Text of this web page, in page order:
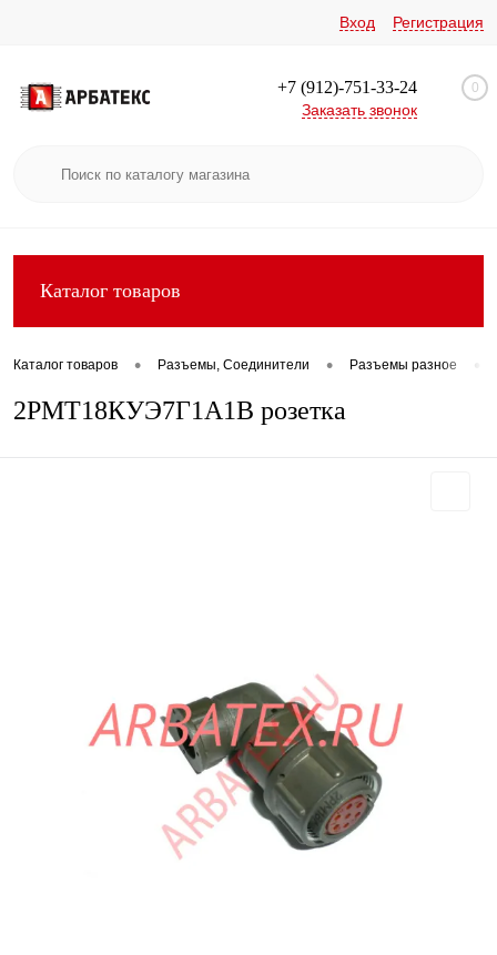
Вход Регистрация
+7 (912)-751-33-24
Заказать звонок
0
Каталог товаров
Каталог товаров • Разъемы, Соединители • Разъемы разное
2РМТ18КУЭ7Г1А1В розетка